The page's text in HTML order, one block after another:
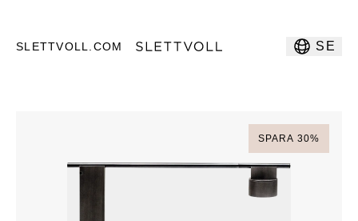
SLETTVOLL.COM SE
SPARA 30%